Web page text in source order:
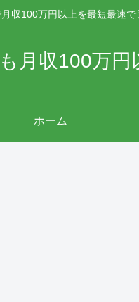
収100万円以上を最短最速
月収100万
ホーム